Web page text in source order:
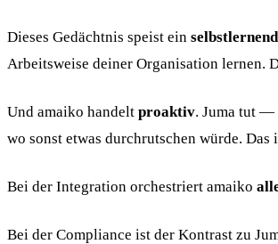
Dieses Gedächtnis speist ein
Arbeitsweise deiner Organisation
Und amaiko handelt proaktiv. Juma tut —
wo sonst etwas durchrutschen würde.
Bei der Integration orchestriert amaiko
Bei der Compliance ist der Kontrast zu